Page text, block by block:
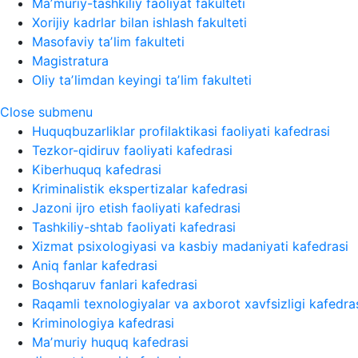
Maʼmuriy-tashkiliy faoliyat fakulteti
Xorijiy kadrlar bilan ishlash fakulteti
Masofaviy taʼlim fakulteti
Magistratura
Oliy taʼlimdan keyingi taʼlim fakulteti
Close submenu
Huquqbuzarliklar profilaktikasi faoliyati kafedrasi
Tezkor-qidiruv faoliyati kafedrasi
Kiberhuquq kafedrasi
Kriminalistik ekspertizalar kafedrasi
Jazoni ijro etish faoliyati kafedrasi
Tashkiliy-shtab faoliyati kafedrasi
Xizmat psixologiyasi va kasbiy madaniyati kafedrasi
Aniq fanlar kafedrasi
Boshqaruv fanlari kafedrasi
Raqamli texnologiyalar va axborot xavfsizligi
Kriminologiya kafedrasi
Maʼmuriy huquq kafedrasi